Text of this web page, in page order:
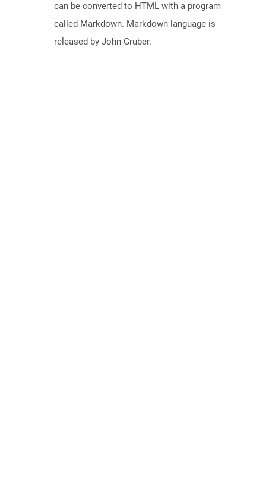
can be converted to HTML with a program
called Markdown. Markdown language is
released by John Gruber.